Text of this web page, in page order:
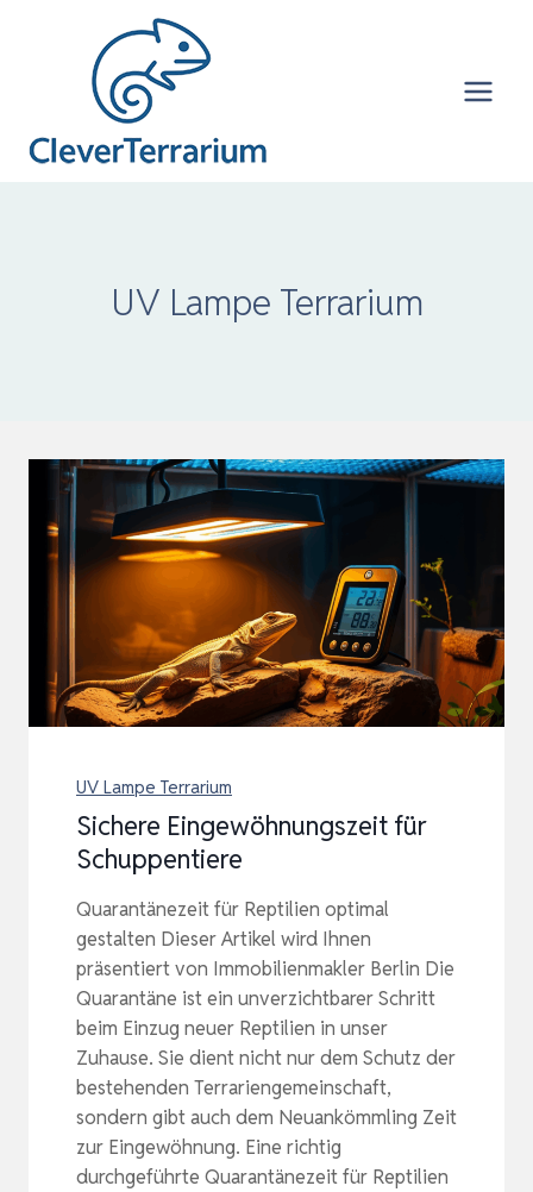
UV Lampe Terrarium
UV Lampe Terrarium
Sichere Eingewöhnungszeit für
Schuppentiere
Quarantänezeit für Reptilien optimal
gestalten Dieser Artikel wird Ihnen
präsentiert von Immobilienmakler Berlin Die
Quarantäne ist ein unverzichtbarer Schritt
beim Einzug neuer Reptilien in unser
Zuhause. Sie dient nicht nur dem Schutz der
bestehenden Terrariengemeinschaft,
sondern gibt auch dem Neuankömmling Zeit
zur Eingewöhnung. Eine richtig
durchgeführte Quarantänezeit für Reptilien